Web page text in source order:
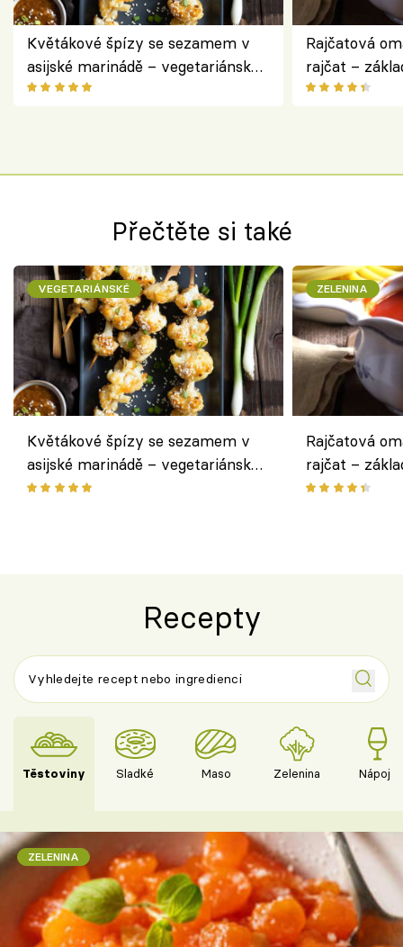
Květákové špízy se sezamem v
asijské marinádě – vegetariánská
chuťovka z grilu
Rajčatová
rajčat –
Přečtěte si také
VEGETARIÁNSKÉ
Květákové špízy se sezamem v
asijské marinádě – vegetariánská
chuťovka z grilu
ZELENINA
Rajčatová
rajčat –
Recepty
Těstoviny Sladké Maso Zelenina Nápoje
ZELENINA